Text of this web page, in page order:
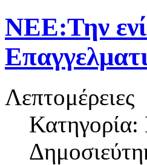
NEE:Την
Λεπτομέρειες